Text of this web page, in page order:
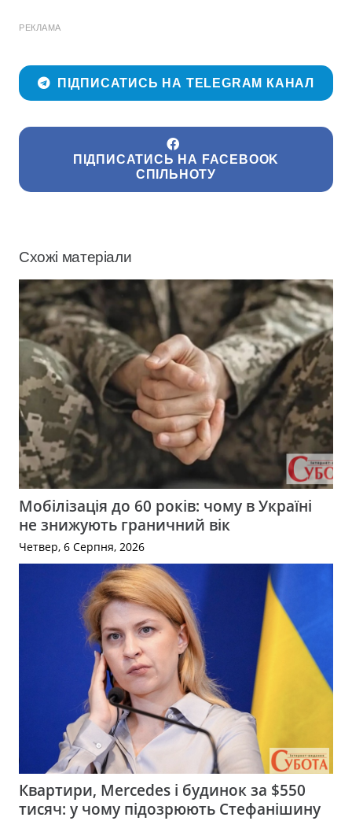
РЕКЛАМА
ПІДПИСАТИСЬ НА TELEGRAM КАНАЛ
ПІДПИСАТИСЬ НА FACEBOOK
СПІЛЬНОТУ
Схожі матеріали
Мобілізація до 60 років: чому в Україні
не знижують граничний вік
Четвер, 6 Серпня, 2026
Квартири, Mercedes і будинок за $550
тисяч: у чому підозрюють Стефанішину